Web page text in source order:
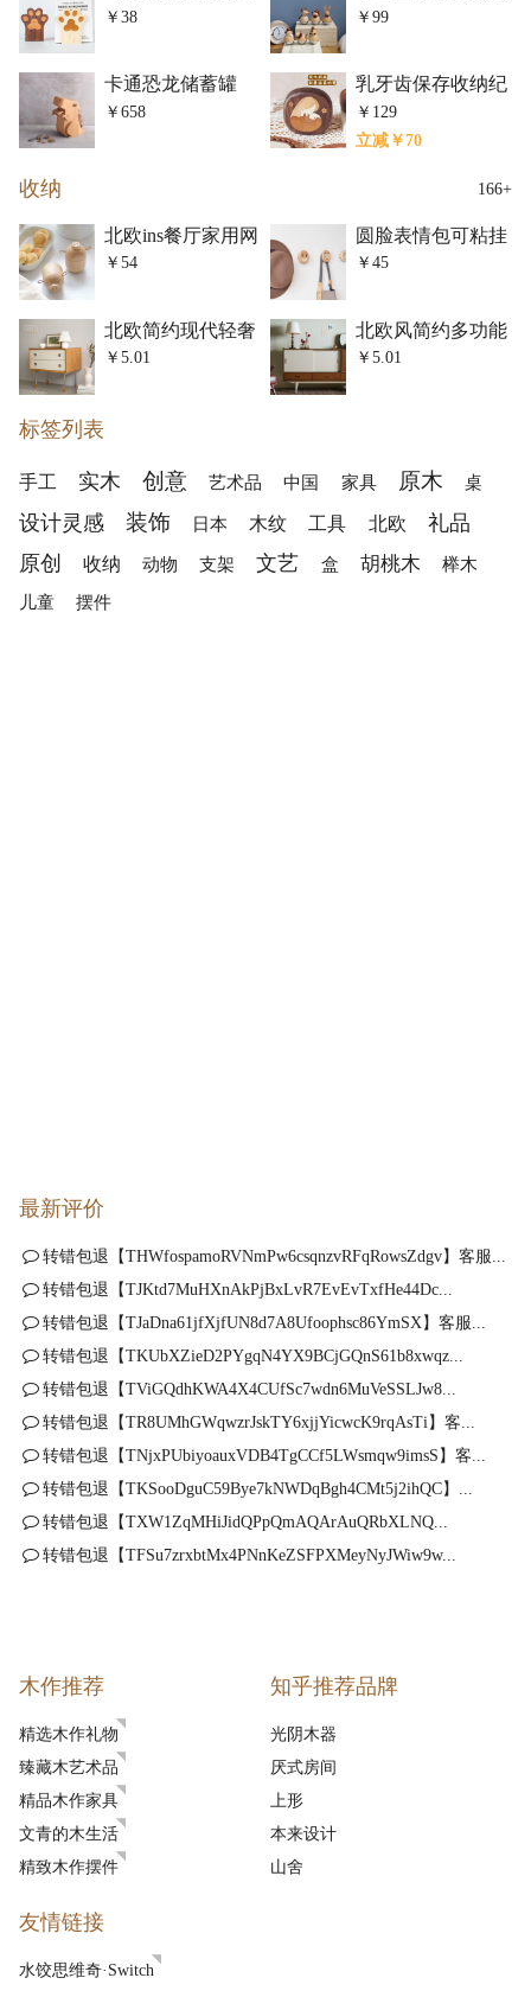
挡板
￥38
面摆件
￥99
卡通恐龙储蓄罐
￥658
乳牙齿保存收纳纪
念收藏盒
￥129
立减￥70
166+
收纳
北欧ins餐厅家用网
红小猪牙签筒
￥54
圆脸表情包可粘挂
衣钩
￥45
北欧简约现代轻奢
沙发床头柜
￥5.01
北欧风简约多功能
餐边储物茶水柜
￥5.01
标签列表
手工 实木 创意 艺术品 中国 家具 原木 桌
设计灵感 装饰 日本 木纹 工具 北欧
礼品
原创
收纳 动物 支架 文艺 盒 胡桃木 榉木
儿童 摆件
最新评价
转错包退【THWfospamoRVNmPw6csqnzvRFqRowsZdgv】客服...
转错包退【TJKtd7MuHXnAkPjBxLvR7EvEvTxfHe44Dc...
转错包退【TJaDna61jfXjfUN8d7A8Ufoophsc86YmSX】客服...
转错包退【TKUbXZieD2PYgqN4YX9BCjGQnS61b8xwqz...
转错包退【TViGQdhKWA4X4CUfSc7wdn6MuVeSSLJw8...
转错包退【TR8UMhGWqwzrJskTY6xjjYicwcK9rqAsTi】客...
转错包退【TNjxPUbiyoauxVDB4TgCCf5LWsmqw9imsS】客...
转错包退【TKSooDguC59Bye7kNWDqBgh4CMt5j2ihQC】...
转错包退【TXW1ZqMHiJidQPpQmAQArAuQRbXLNQ...
转错包退【TFSu7zrxbtMx4PNnKeZSFPXMeyNyJWiw9w...
木作推荐
精选木作礼物
臻藏木艺术品
精品木作家具
文青的木生活
精致木作摆件
知乎推荐品牌
光阴木器
厌式房间
上形
本来设计
山舍
友情链接
水饺思维奇·Switch